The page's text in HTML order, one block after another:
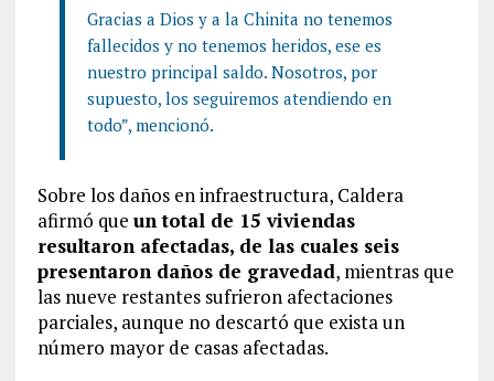
Gracias a Dios y a la Chinita no tenemos
fallecidos y no tenemos heridos, ese es
nuestro principal saldo. Nosotros, por
supuesto, los seguiremos atendiendo en
todo”, mencionó.
Sobre los daños en infraestructura, Caldera
afirmó que un total de 15 viviendas
resultaron afectadas, de las cuales seis
presentaron daños de gravedad, mientras que
las nueve restantes sufrieron afectaciones
parciales, aunque no descartó que exista un
número mayor de casas afectadas.